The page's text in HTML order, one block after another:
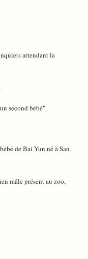
attendant la
second bébé".
de Bai Yun né à San
mâle présent au zoo,